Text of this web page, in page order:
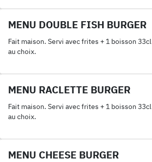
MENU DOUBLE FISH BURGER
Fait maison. Servi avec frites + 1 boisson 33cl
au choix.
MENU RACLETTE BURGER
Fait maison. Servi avec frites + 1 boisson 33cl
au choix.
MENU CHEESE BURGER